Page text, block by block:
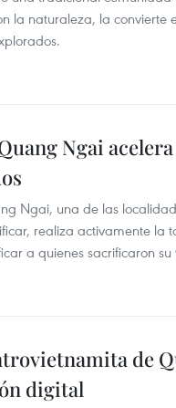
la naturaleza, la
Ngai
Ngai, una de las
realiza activamente la
a quienes sacrificaron
de
digital